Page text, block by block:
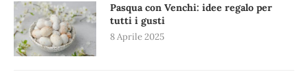
Pasqua con Venchi: idee regalo per
tutti i gusti
8 Aprile 2025